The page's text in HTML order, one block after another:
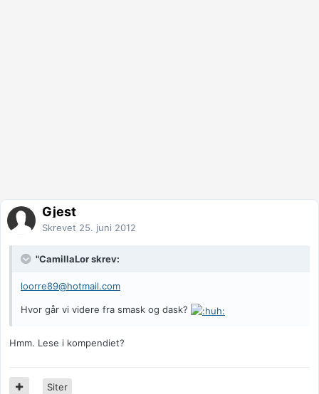
Gjest
Skrevet 25. juni 2012
"CamillaLor skrev:
loorre89@hotmail.com
Hvor går vi videre fra smask og dask?
Hmm. Lese i kompendiet?
Siter